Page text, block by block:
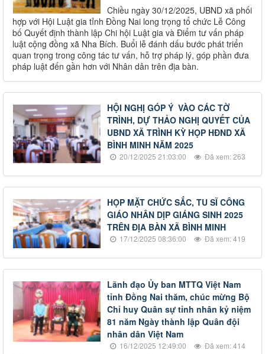
Chiều ngày 30/12/2025, UBND xã phối
hợp với Hội Luật gia tỉnh Đồng Nai long trọng tổ chức Lễ Công
bố Quyết định thành lập Chi hội Luật gia và Điểm tư vấn pháp
luật cộng đồng xã Nha Bích. Buổi lễ đánh dấu bước phát triển
quan trọng trong công tác tư vấn, hỗ trợ pháp lý, góp phần đưa
pháp luật đến gần hơn với Nhân dân trên địa bàn.
HỘI NGHỊ GÓP Ý VÀO CÁC TỜ
TRÌNH, DỰ THẢO NGHỊ QUYẾT CỦA
UBND XÃ TRÌNH KỲ HỌP HĐND XÃ
BÌNH MINH NĂM 2025
20/12/2025 21:03:00 Đã xem: 263
HỌP MẶT CHỨC SẮC, TU SĨ CÔNG
GIÁO NHÂN DỊP GIÁNG SINH 2025
TRÊN ĐỊA BÀN XÃ BÌNH MINH
17/12/2025 08:36:00 Đã xem: 419
Lãnh đạo Ủy ban MTTQ Việt Nam
tỉnh Đồng Nai thăm, chúc mừng Bộ
Chỉ huy Quân sự tỉnh nhân kỷ niệm
81 năm Ngày thành lập Quân đội
nhân dân Việt Nam
16/12/2025 12:49:00 Đã xem: 414